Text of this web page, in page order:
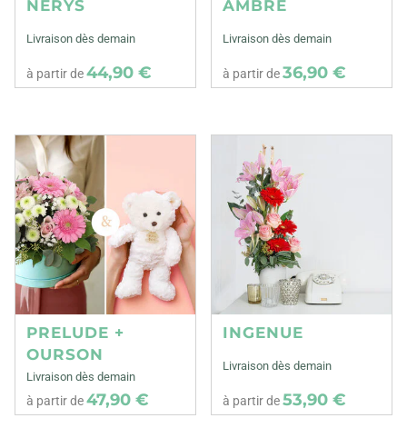
NERYS
Livraison dès demain
à partir de44,90 €
AMBRE
Livraison dès demain
à partir de36,90 €
PRELUDE +
OURSON
Livraison dès demain
à partir de47,90 €
INGENUE
Livraison dès demain
à partir de53,90 €